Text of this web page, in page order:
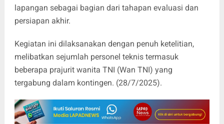
lapangan sebagai bagian dari tahapan evaluasi dan
persiapan akhir.
Kegiatan ini dilaksanakan dengan penuh ketelitian,
melibatkan sejumlah personel teknis termasuk
beberapa prajurit wanita TNI (Wan TNI) yang
tergabung dalam kontingen. (28/7/2025).